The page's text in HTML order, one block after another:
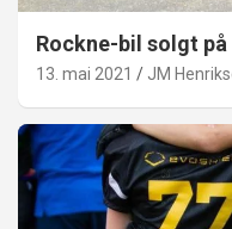
Rockne-bil solgt på
13. mai 2021 JM